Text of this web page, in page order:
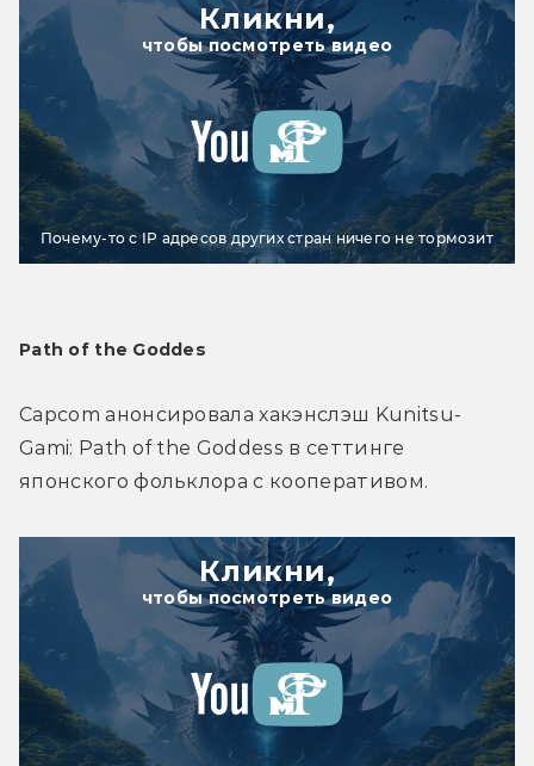
Кликни,
чтобы посмотреть видео
Почему-то с IP адресов других стран ничего не тормозит
Path of the Goddes
Capcom анонсировала хакэнслэш Kunitsu-
Gami: Path of the Goddess в сеттинге
японского фольклора с кооперативом.
Кликни,
чтобы посмотреть видео